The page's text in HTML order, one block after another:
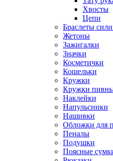
Хвосты
Цепи
Браслеты
Жетоны
Зажигалки
Значки
Косметички
Кошельки
Кружки
Кружки
Наклейки
Напульсники
Нашивки
Обложки для
Пеналы
Подушки
Поясные